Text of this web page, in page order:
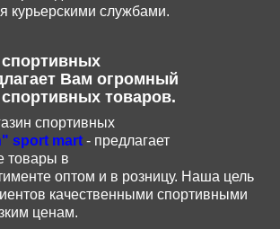
курьерскими службами.
спортивных
Вам огромный
товаров.
спортивных
" sport mart - предлагает
товары в
оптом и в розницу. Наша цель
качественными спортивными
ценам.